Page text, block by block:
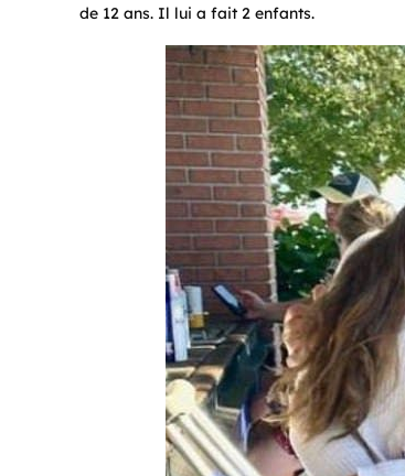
de 12 ans. Il lui a fait 2 enfants.